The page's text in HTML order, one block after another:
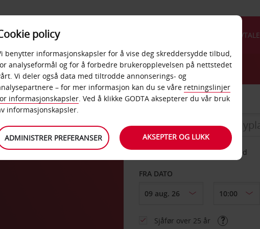
PRODUKTER BEDRIFTSAVTALE
HENT FRA
Velg et annet leveringssted
FRA DATO
Sjåfør over 25 år
policy
benytter informasjonskapsler for å vise deg skreddersydde tilbud,
analyseformål og for å forbedre brukeropplevelsen på nettstedet
Vi deler også data med tiltrodde annonserings- og
– for mer informasjon kan du se våre retningslinjer
informasjonskapsler. Ved å klikke GODTA aksepterer du vår bruk
informasjonskapsler.
ADMINISTRER PREFERANSER AKSEPTER OG LUKK